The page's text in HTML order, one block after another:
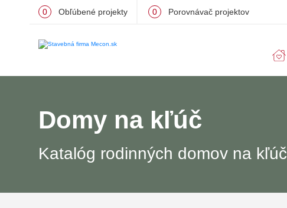
0 Obľúbené projekty 0 Porovnávač projektov
Domy na kľúč
Katalóg rodinných domov na kľúč